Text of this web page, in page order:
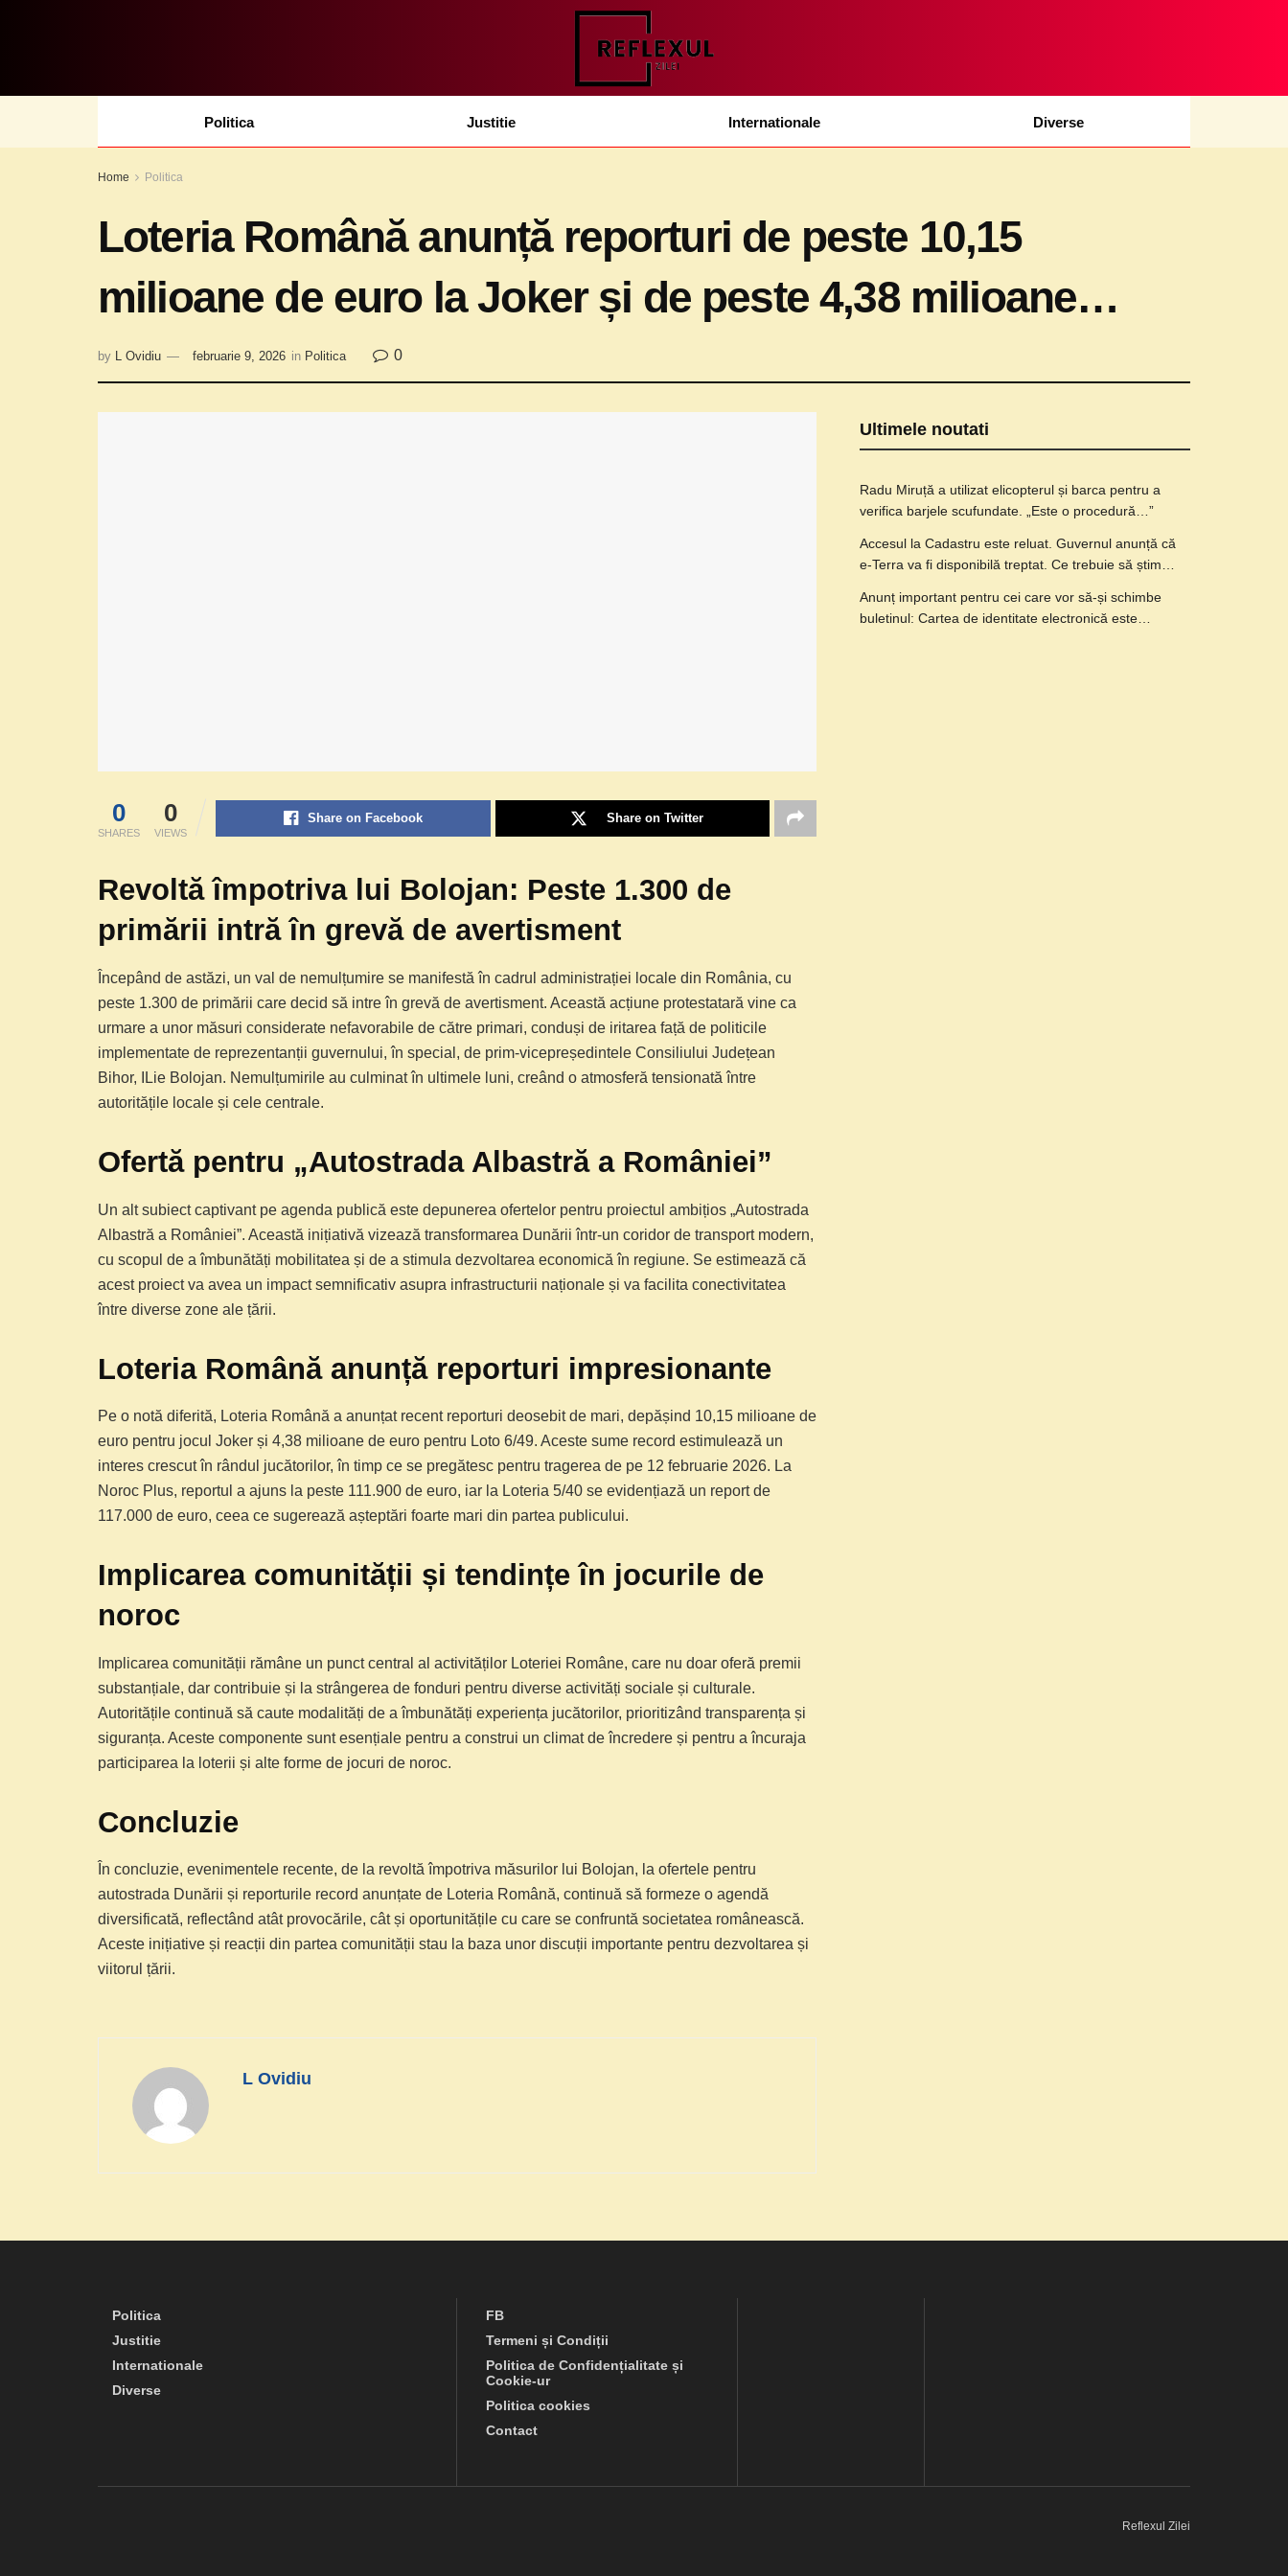
Politica Justitie Internationale Diverse
Home Politica
Loteria Română anunță reporturi de peste 10,15
milioane de euro la Joker și de peste 4,38 milioane…
by L Ovidiu februarie 9, 2026 in Politica 0
0
SHARES
0
VIEWS
Share on Facebook Share on Twitter
Revoltă împotriva lui Bolojan: Peste 1.300 de
primării intră în grevă de avertisment
Începând de astăzi, un val de nemulțumire se manifestă în cadrul administrației locale din România, cu
peste 1.300 de primării care decid să intre în grevă de avertisment. Această acțiune protestatară vine ca
urmare a unor măsuri considerate nefavorabile de către primari, conduși de iritarea față de politicile
implementate de reprezentanții guvernului, în special, de prim-vicepreședintele Consiliului Județean
Bihor, ILie Bolojan. Nemulțumirile au culminat în ultimele luni, creând o atmosferă tensionată între
autoritățile locale și cele centrale.
Ofertă pentru „Autostrada Albastră a României”
Un alt subiect captivant pe agenda publică este depunerea ofertelor pentru proiectul ambițios „Autostrada
Albastră a României”. Această inițiativă vizează transformarea Dunării într-un coridor de transport modern,
cu scopul de a îmbunătăți mobilitatea și de a stimula dezvoltarea economică în regiune. Se estimează că
acest proiect va avea un impact semnificativ asupra infrastructurii naționale și va facilita conectivitatea
între diverse zone ale țării.
Loteria Română anunță reporturi impresionante
Pe o notă diferită, Loteria Română a anunțat recent reporturi deosebit de mari, depășind 10,15 milioane de
euro pentru jocul Joker și 4,38 milioane de euro pentru Loto 6/49. Aceste sume record estimulează un
interes crescut în rândul jucătorilor, în timp ce se pregătesc pentru tragerea de pe 12 februarie 2026. La
Noroc Plus, reportul a ajuns la peste 111.900 de euro, iar la Loteria 5/40 se evidențiază un report de
117.000 de euro, ceea ce sugerează așteptări foarte mari din partea publicului.
Implicarea comunității și tendințe în jocurile de
noroc
Implicarea comunității rămâne un punct central al activităților Loteriei Române, care nu doar oferă premii
substanțiale, dar contribuie și la strângerea de fonduri pentru diverse activități sociale și culturale.
Autoritățile continuă să caute modalități de a îmbunătăți experiența jucătorilor, prioritizând transparența și
siguranța. Aceste componente sunt esențiale pentru a construi un climat de încredere și pentru a încuraja
participarea la loterii și alte forme de jocuri de noroc.
Concluzie
În concluzie, evenimentele recente, de la revoltă împotriva măsurilor lui Bolojan, la ofertele pentru
autostrada Dunării și reporturile record anunțate de Loteria Română, continuă să formeze o agendă
diversificată, reflectând atât provocările, cât și oportunitățile cu care se confruntă societatea românească.
Aceste inițiative și reacții din partea comunității stau la baza unor discuții importante pentru dezvoltarea și
viitorul țării.
L Ovidiu
Ultimele noutati
Radu Miruță a utilizat elicopterul și barca pentru a
verifica barjele scufundate. „Este o procedură…”
Accesul la Cadastru este reluat. Guvernul anunță că
e-Terra va fi disponibilă treptat. Ce trebuie să știm…
Anunț important pentru cei care vor să-și schimbe
buletinul: Cartea de identitate electronică este…
Politica
Justitie
Internationale
Diverse
FB
Termeni și Condiții
Politica de Confidențialitate și
Cookie-ur
Politica cookies
Contact
Reflexul Zilei